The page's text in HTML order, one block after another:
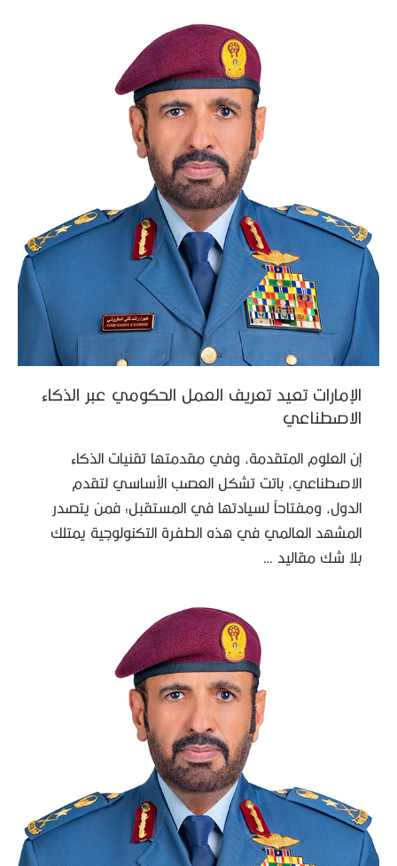
الإمارات تعيد تعريف العمل الحكومي عبر الذكاء
الاصطناعي
إن العلوم المتقدمة، وفي مقدمتها تقنيات الذكاء
الاصطناعي، باتت تشكل العصب الأساسي لتقدم
الدول، ومفتاحاً لسيادتها في المستقبل؛ فمن يتصدر
المشهد العالمي في هذه الطفرة التكنولوجية يمتلك
بلا شك مقاليد …